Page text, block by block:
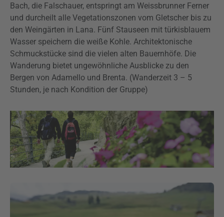
Bach, die Falschauer, entspringt am Weissbrunner Ferner
und durcheilt alle Vegetationszonen vom Gletscher bis zu
den Weingärten in Lana. Fünf Stauseen mit türkisblauem
Wasser speichern die weiße Kohle. Architektonische
Schmuckstücke sind die vielen alten Bauernhöfe. Die
Wanderung bietet ungewöhnliche Ausblicke zu den
Bergen von Adamello und Brenta. (Wanderzeit 3 – 5
Stunden, je nach Kondition der Gruppe)